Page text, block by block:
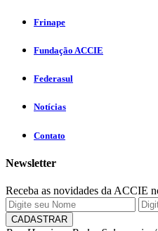
Frinape
Fundação ACCIE
Federasul
Notícias
Contato
Newsletter
Receba as novidades da ACCIE